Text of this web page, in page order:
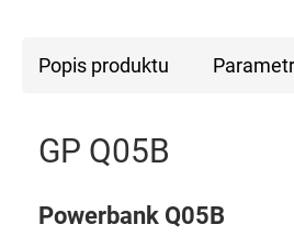
Popis produktu
GP Q05B
Powerbank Q05B